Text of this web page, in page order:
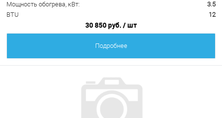
Мощность обогрева, кВт:
3.5
BTU
12
30 850 руб. / шт
Подробнее